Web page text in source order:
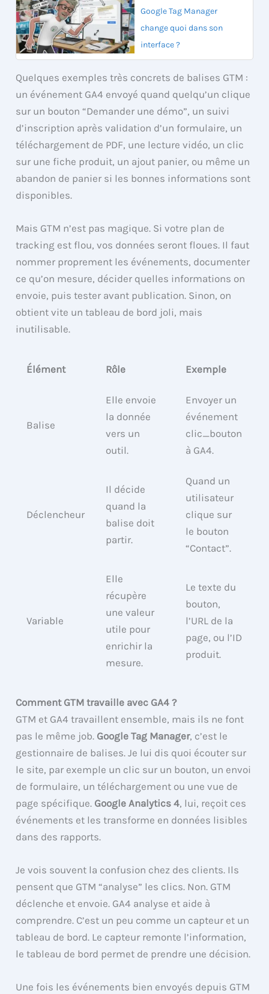
Google Tag Manager
change quoi dans son
interface ?
Quelques exemples très concrets de balises GTM :
un événement GA4 envoyé quand quelqu’un clique
sur un bouton “Demander une démo”, un suivi
d’inscription après validation d’un formulaire, un
téléchargement de PDF, une lecture vidéo, un clic
sur une fiche produit, un ajout panier, ou même un
abandon de panier si les bonnes informations sont
disponibles.
Mais GTM n’est pas magique. Si votre plan de
tracking est flou, vos données seront floues. Il faut
nommer proprement les événements, documenter
ce qu’on mesure, décider quelles informations on
envoie, puis tester avant publication. Sinon, on
obtient vite un tableau de bord joli, mais
inutilisable.
Élément Rôle Exemple
Balise
Elle envoie
la donnée
vers un
outil.
Envoyer un
événement
clic_bouton
à GA4.
Déclencheur
Il décide
quand la
balise doit
partir.
Quand un
utilisateur
clique sur
le bouton
“Contact”.
Variable
Elle
récupère
une valeur
utile pour
enrichir la
mesure.
Le texte du
bouton,
l’URL de la
page, ou l’ID
produit.
Comment GTM travaille avec GA4 ?
GTM et GA4 travaillent ensemble, mais ils ne font
pas le même job. Google Tag Manager, c’est le
gestionnaire de balises. Je lui dis quoi écouter sur
le site, par exemple un clic sur un bouton, un envoi
de formulaire, un téléchargement ou une vue de
page spécifique. Google Analytics 4, lui, reçoit ces
événements et les transforme en données lisibles
dans des rapports.
Je vois souvent la confusion chez des clients. Ils
pensent que GTM “analyse” les clics. Non. GTM
déclenche et envoie. GA4 analyse et aide à
comprendre. C’est un peu comme un capteur et un
tableau de bord. Le capteur remonte l’information,
le tableau de bord permet de prendre une décision.
Une fois les événements bien envoyés depuis GTM